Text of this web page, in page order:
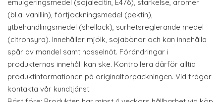
emulgeringsmedel (sojalecitin, E476), stärkelse, aromer
(bl.a. vanillin), förtjockningsmedel (pektin),
ytbehandlingsmedel (shellack), surhetsreglerande medel
(citronsyra). Innehåller mjölk, sojabönor och kan innehålla
spår av mandel samt hasselnöt. Förändringar i
produkternas innehåll kan ske. Kontrollera därför alltid
produktinformationen på originalförpackningen. Vid frågor
kontakta vår kundtjänst.